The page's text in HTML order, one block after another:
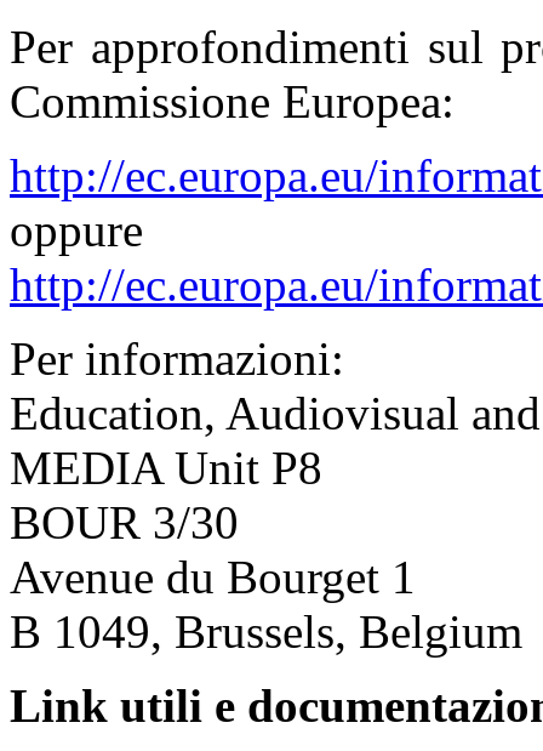
Per approfondimenti sul
Commissione Europea:
http://ec.europa.eu/
oppure
http://ec.europa.eu/
Per informazioni:
Education, Audiovisual
MEDIA Unit P8
BOUR 3/30
Avenue du Bourget 1
B 1049, Brussels, Belgium
Link utili e